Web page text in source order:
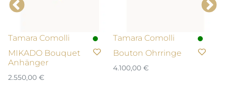
Tamara Comolli
MIKADO Bouquet
Anhänger
2.550,00 €
Tamara Comolli
Bouton Ohrringe
4.100,00 €